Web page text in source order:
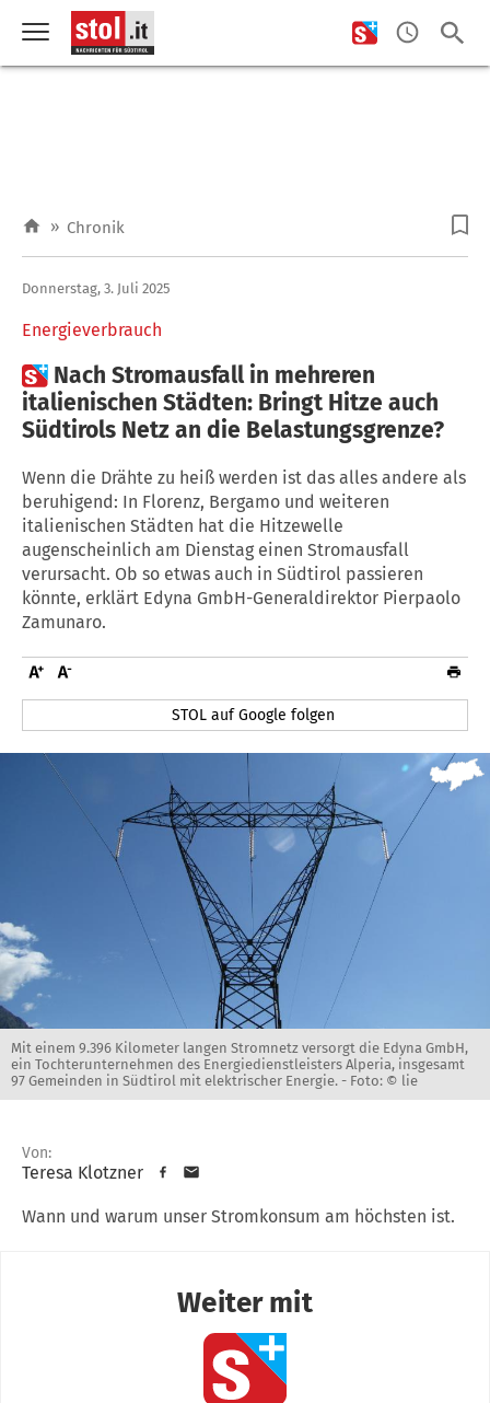
» Chronik
Energieverbrauch
Donnerstag, 3. Juli 2025
 Nach Stromausfall in mehreren
italienischen Städten: Bringt Hitze auch
Südtirols Netz an die Belastungsgrenze?
Wenn die Drähte zu heiß werden ist das alles andere als
beruhigend: In Florenz, Bergamo und weiteren
italienischen Städten hat die Hitzewelle
augenscheinlich am Dienstag einen Stromausfall
verursacht. Ob so etwas auch in Südtirol passieren
könnte, erklärt Edyna GmbH-Generaldirektor Pierpaolo
Zamunaro.
STOL auf Google folgen
Mit einem 9.396 Kilometer langen Stromnetz versorgt die Edyna GmbH,
ein Tochterunternehmen des Energiedienstleisters Alperia, insgesamt
97 Gemeinden in Südtirol mit elektrischer Energie. - Foto: © lie
Von:
Teresa Klotzner
Wann und warum unser Stromkonsum am höchsten ist.